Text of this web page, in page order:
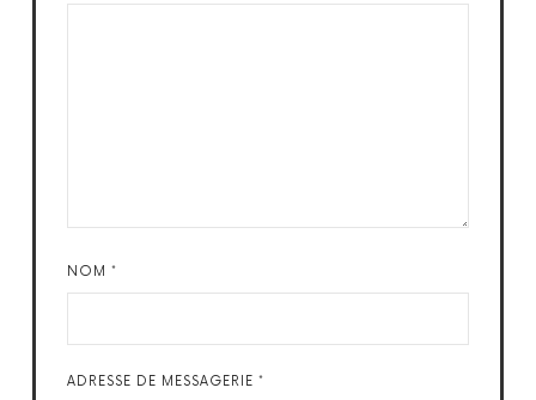
NOM *
ADRESSE DE MESSAGERIE *